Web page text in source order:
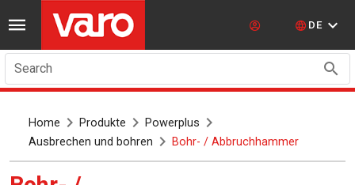
DE
Search
Home Produkte
Powerplus
Ausbrechen und bohren
Bohr- / Abbruchhammer